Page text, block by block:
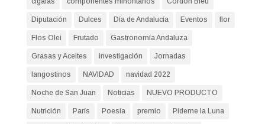
Diputación Dulces Día de Andalucía Eventos flor
Flos Olei Frutado Gastronomía Andaluza
Grasas y Aceites investigación Jornadas
langostinos NAVIDAD navidad 2022
Noche de San Juan Noticias NUEVO PRODUCTO
Nutrición París Poesía premio Pídeme la Luna